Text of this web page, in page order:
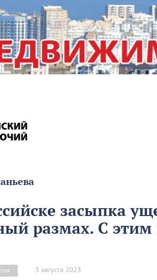
засыпка
размах. С этим
5 августа 2023